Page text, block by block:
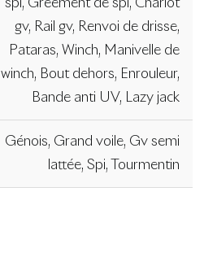
spi, Gréement de spi, Chariot
gv, Rail gv, Renvoi de drisse,
Pataras, Winch, Manivelle de
winch, Bout dehors, Enrouleur,
Bande anti UV, Lazy jack
Génois, Grand voile, Gv semi
lattée, Spi, Tourmentin